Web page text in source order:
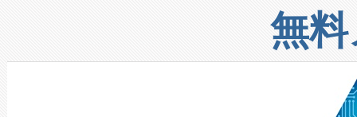
上げおよび商用化段階におけ
設備整備および立ち上げ調整
加組織は、Enzeneのバイオ
増加しているデータセンター
る電力網に大きな負担をかけ
事業者の負担軽減という課題
リューション「Avia 2」を発
したAvia 2は、1,000メート
狭視野のFOVを切り替えるこ
無